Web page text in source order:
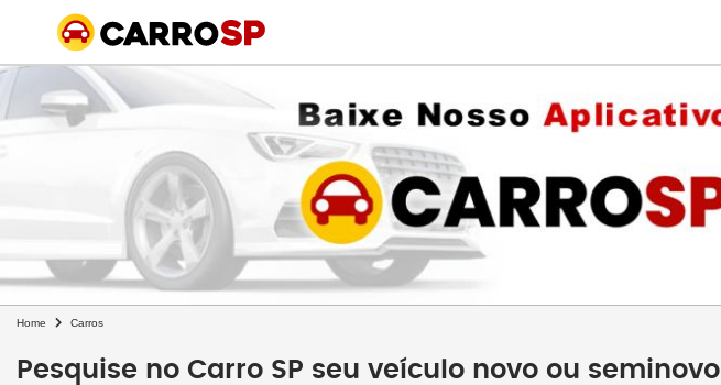
Home Carros
Pesquise no Carro SP seu veículo novo ou seminovo